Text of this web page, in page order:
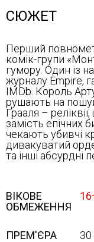
СЮЖЕТ
Перший
комік-групи
гумору. Один із
журналу Empire,
IMDb. Король
рушають на
Ґрааля –
замість епічних
чекають убивчі
дивакуватий
та інші абсурдні
ВІКОВЕ
ОБМЕЖЕННЯ
ПРЕМ'ЄРА 30